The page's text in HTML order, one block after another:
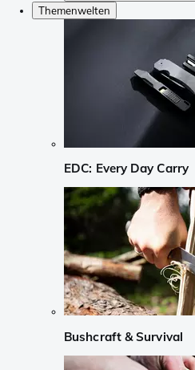
Themenwelten
EDC: Every Day Carry
Bushcraft & Survival